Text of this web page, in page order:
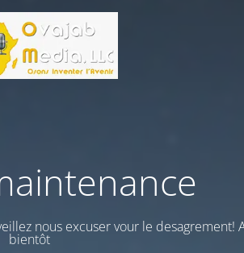
nous excuser vour le desagrement!
bientôt